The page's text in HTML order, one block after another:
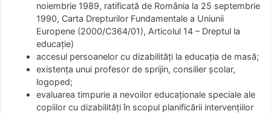
noiembrie 1989, ratificată de România la 25 septembrie
1990, Carta Drepturilor Fundamentale a Uniunii
Europene (2000/C364/01), Articolul 14 – Dreptul la
educație)
accesul persoanelor cu dizabilități la educația de masă;
existența unui profesor de sprijin, consilier școlar,
logoped;
evaluarea timpurie a nevoilor educaționale speciale ale
copiilor cu dizabilități în scopul planificării intervențiilor